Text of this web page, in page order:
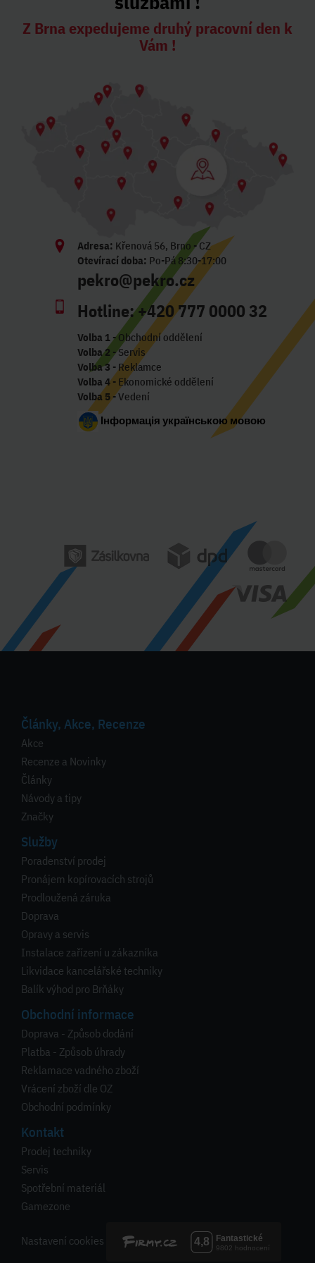
Z Brna expedujeme druhý pracovní den k
Vám !
Adresa: Křenová 56, Brno - CZ
Otevírací doba: Po-Pá 8:30-17:00
pekro@pekro.cz
Hotline:+420 777 0000 32
Volba 1- Obchodní oddělení
Volba 2 - Servis
Volba 3 - Reklamce
Volba 4- Ekonomické oddělení
Volba 5- Vedení
Інформація українською мовою
Články, Akce, Recenze
Akce
Recenze a Novinky
Články
Návody a tipy
Značky
Služby
Poradenství prodej
Pronájem kopírovacích strojů
Prodloužená záruka
Doprava
Opravy a servis
Instalace zařízení u zákazníka
Likvidace kancelářské techniky
Balík výhod pro Brňáky
Obchodní informace
Doprava - Způsob dodání
Platba - Způsob úhrady
Reklamace vadného zboží
Vrácení zboží dle OZ
Obchodní podmínky
Kontakt
Prodej techniky
Servis
Spotřební materiál
Gamezone
Nastavení cookies